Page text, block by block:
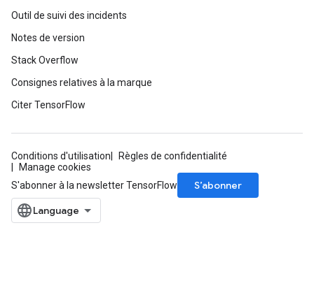
Outil de suivi des incidents
Notes de version
Stack Overflow
Consignes relatives à la marque
Citer TensorFlow
Conditions d'utilisation
Règles de confidentialité
Manage cookies
S'abonner à la newsletter TensorFlow
S’abonner